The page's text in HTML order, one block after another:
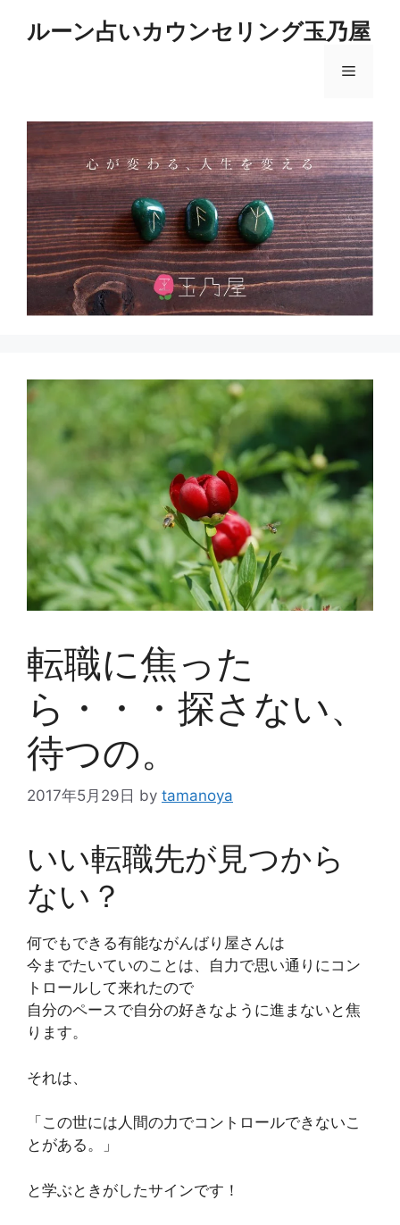
ルーン占いカウンセリング玉乃屋
メ
ニ
ュ
ー
転職に焦った
ら・・・探さない、
待つの。
2017年5月29日 by tamanoya
いい転職先が見つから
ない？
何でもできる有能ながんばり屋さんは
今までたいていのことは、自力で思い通りにコン
トロールして来れたので
自分のペースで自分の好きなように進まないと焦
ります。
それは、
「この世には人間の力でコントロールできないこ
とがある。」
と学ぶときがしたサインです！